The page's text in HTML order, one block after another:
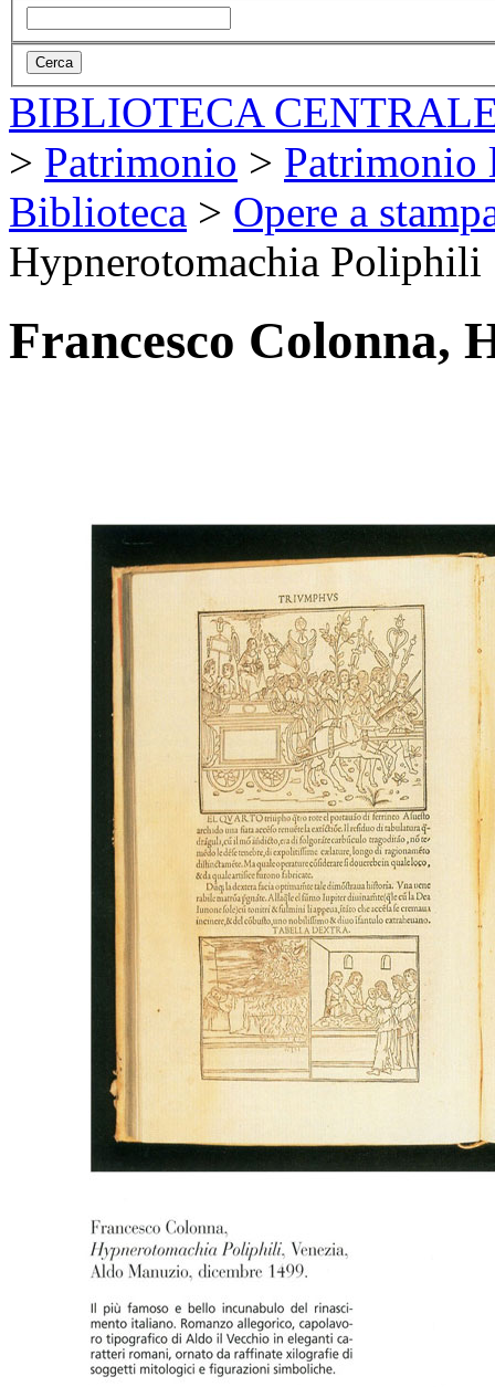
BIBLIOTECA
> Patrimonio > Patrimonio
Biblioteca > Opere a
Hypnerotomachia Poliphili
Francesco Colonna,